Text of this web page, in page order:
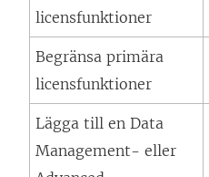
licensfunktioner
Begränsa primära
licensfunktioner
Lägga till en Data
Management- eller